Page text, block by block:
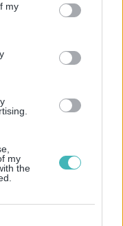
my
my
the
jouent un rôle
75,7% des
un terrain fertile
Report France
leader,